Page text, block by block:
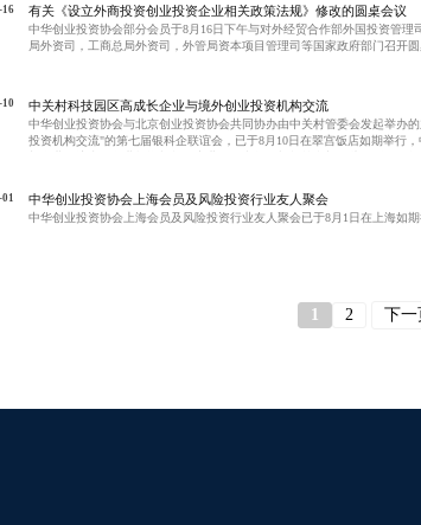
16 有关《设立外商投资创业投资企业相关政策法规》修改的圆桌会议
中华创业投资协会部分会员于8月16日下午与对外经贸合作部外国投资管
局外资司，工商总局外资司，外管局资本项目管理司等国家政府部门召开
10 中关村科技园区高成长企业与境外创业投资机构交流
中华创业投资协会与北京创业投资协会共同协办由中关村管委会发起举办
投资机构交流"的第七届银科企联谊会，已于8月10日在翠宫饭店如期举行
01 中华创业投资协会上海会员及风险投资行业友人聚会
中华创业投资协会上海会员及风险投资行业友人聚会已于8月1日在上海如
1 2 下一